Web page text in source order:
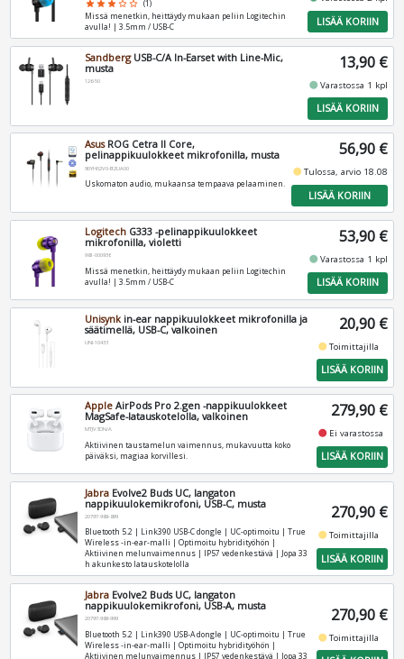
star star star star_border star_border (1)
Missä menetkin, heittäydy mukaan peliin Logitechin
avulla! | 3.5mm / USB-C
LISÄÄ KORIIN
SandbergUSB-C/A In-Earset with Line-Mic,
musta
126-50
13,90 €
fiber_manual_recordVarastossa 1 kpl
LISÄÄ KORIIN
AsusROG Cetra II Core,
pelinappikuulokkeet mikrofonilla, musta
90YH02V0-B2UA00
Uskomaton audio, mukaansa tempaava pelaaminen.
56,90 €
fiber_manual_recordTulossa, arvio 18.08
LISÄÄ KORIIN
Logitech G333 -pelinappikuulokkeet
mikrofonilla, violetti
981-000936
Missä menetkin, heittäydy mukaan peliin Logitechin
avulla! | 3.5mm / USB-C
53,90 €
fiber_manual_recordVarastossa 1 kpl
LISÄÄ KORIIN
Unisynk in-ear nappikuulokkeet mikrofonilla ja
säätimellä, USB-C, valkoinen
UNI-10433
20,90 €
fiber_manual_recordToimittajilla
LISÄÄ KORIIN
Apple AirPods Pro 2.gen -nappikuulokkeet
MagSafe-lataus­kotelolla, valkoinen
MTJV3DN/A
Aktiivinen taustamelun vaimennus, mukavuutta koko
päiväksi, magiaa korvillesi.
279,90 €
fiber_manual_record Ei varastossa
LISÄÄ KORIIN
Jabra Evolve2 Buds UC, langaton
nappikuulokemikrofoni, USB-C, musta
20797-989-899
Bluetooth 5.2 | Link390 USB‑C dongle | UC-optimoitu | True
Wireless ‑in‑ear‑malli | Optimoitu hybridityöhön |
Aktiivinen melunvaimennus | IP57 vedenkestävä | Jopa 33
h akunkesto latauskotelolla
270,90 €
fiber_manual_recordToimittajilla
LISÄÄ KORIIN
Jabra Evolve2 Buds UC, langaton
nappikuulokemikrofoni, USB-A, musta
20797-989-999
Bluetooth 5.2 | Link390 USB‑A dongle | UC-optimoitu | True
Wireless ‑in‑ear‑malli | Optimoitu hybridityöhön |
Aktiivinen melunvaimennus | IP57 vedenkestävä | Jopa 33
270,90 €
fiber_manual_recordToimittajilla